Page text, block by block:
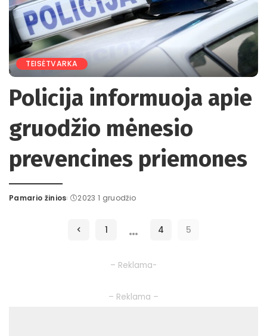
TEISĖTVARKA
Policija informuoja apie
gruodžio mėnesio
prevencines priemones
Posted
Pamario žinios 2023 1 gruodžio
1 … 4 5
– Reklama-
– Reklama –